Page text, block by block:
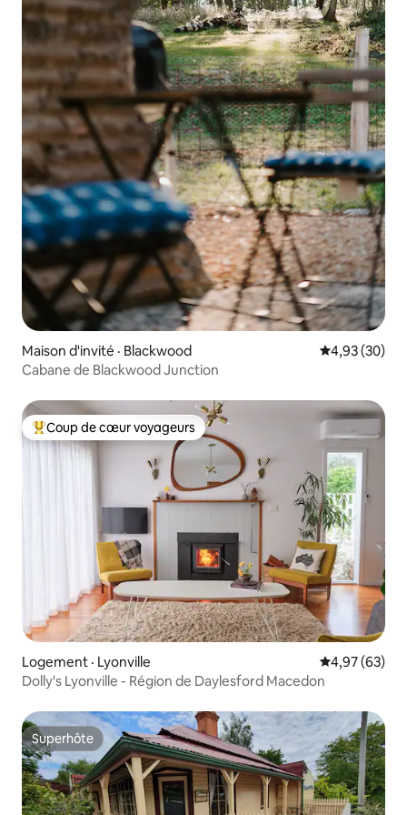
Maison d'invité · Blackwood Note
4,93 (30)
Cabane de Blackwood Junction
Coup de cœur voyageurs parmi les plus aimés
Coup de cœur voyageurs
Logement · Lyonville Note
4,97 (63)
Dolly's Lyonville - Région de Daylesford Macedon
Superhôte
Superhôte